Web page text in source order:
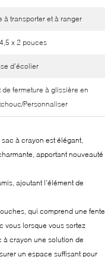
à transporter et à ranger
x 2 pouces
d'écolier
de fermeture à glissière en
Personnaliser
à crayon est élégant,
apportant nouveauté
ajoutant l'élément de
qui comprend une fente
vous lorsque vous sortez
à crayon une solution de
un espace suffisant pour